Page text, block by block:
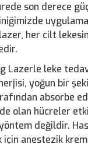
son derece
uygulama
her cilt
Lazerle leke
yoğun bir
absorbe
olan hücreler
değildir.
için anestezik